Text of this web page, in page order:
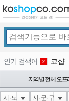
인기 검색어 2 코샵
3
4
지역별 전체 오프